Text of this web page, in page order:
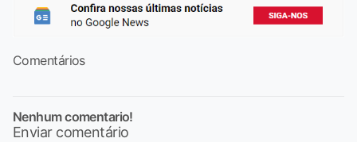
Comentários
Nenhum comentario!
Enviar comentário